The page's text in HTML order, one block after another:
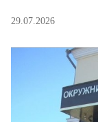
Мужчине
дела, после
комиссии ему
учебный
29.07.2026